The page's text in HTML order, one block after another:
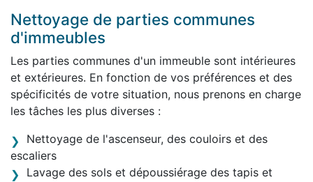
Nettoyage de parties communes
d'immeubles
Les parties communes d'un immeuble sont intérieures
et extérieures. En fonction de vos préférences et des
spécificités de votre situation, nous prenons en charge
les tâches les plus diverses :
Nettoyage de l'ascenseur, des couloirs et des
escaliers
Lavage des sols et dépoussiérage des tapis et